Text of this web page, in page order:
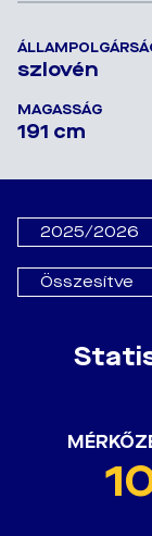
szlovén
MAGASSÁG
191 cm